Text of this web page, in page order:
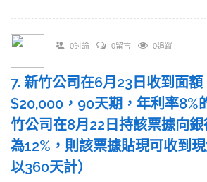
0討論 0留言 0追蹤
7. 新竹公司在6月23日收到面額
$20,000，90天期，年利率8%
竹公司在8月22日持該票據向
為12%，則該票據貼現可收到
以360天計）